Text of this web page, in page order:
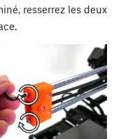
resserrez les deux